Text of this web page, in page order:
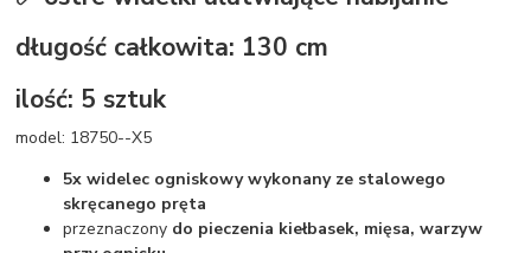
długość całkowita: 130 cm
ilość: 5 sztuk
model: 18750--X5
5x widelec ogniskowy wykonany ze stalowego
skręcanego pręta
przeznaczony do pieczenia kiełbasek, mięsa, warzyw